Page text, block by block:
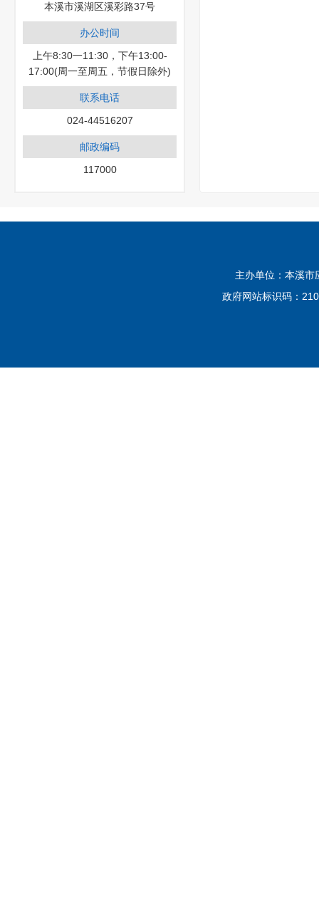
本溪市溪湖区溪彩路37号
办公时间
上午8:30一11:30，下午13:00-
17:00(周一至周五，节假日除外)
联系电话
024-44516207
邮政编码
117000
主办单位：本溪
政府网站标识码：